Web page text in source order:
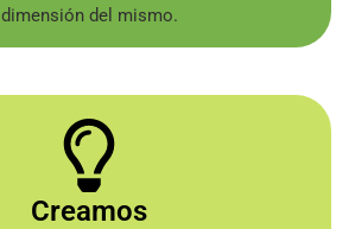
dimensión del mismo.
Creamos